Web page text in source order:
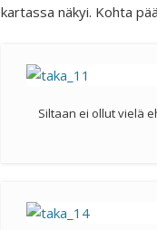
kartassa näkyi. Kohta
Siltaan ei ollut vielä